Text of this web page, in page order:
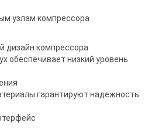
узлам компрессора
дизайн компрессора
обеспечивает низкий уровень
гарантируют надежность